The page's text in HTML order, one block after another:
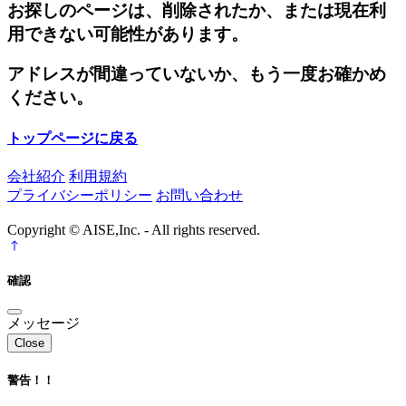
お探しのページは、削除されたか、または現在利
用できない可能性があります。
アドレスが間違っていないか、もう一度お確かめ
ください。
トップページに戻る
会社紹介 利用規約
プライバシーポリシー お問い合わせ
Copyright © AISE,Inc. - All rights reserved.
確認
メッセージ
Close
警告！！